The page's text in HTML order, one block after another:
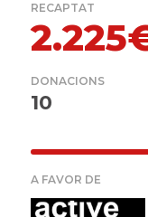
RECAPTAT
DONACIONS
10
A FAVOR DE